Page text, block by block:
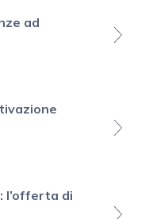
ad
l’offerta di